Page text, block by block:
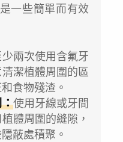
一些簡單而有效
兩次使用含氟牙
潔植體周圍的區
食物殘渣。
使用牙線或牙間
體周圍的縫隙，
蔽處積聚。